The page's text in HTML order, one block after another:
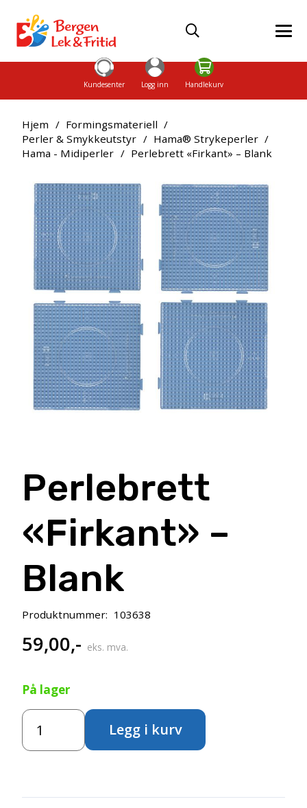
Kundesenter Logg inn Handlekurv
Hjem / Formingsmateriell /
Perler & Smykkeutstyr / Hama® Strykeperler /
Hama - Midiperler / Perlebrett «Firkant» – Blank
Perlebrett
«Firkant» –
Blank
Produktnummer: 103638
59,00,- eks. mva.
På lager
Perlebrett
"Firkant"
-
Legg i kurv